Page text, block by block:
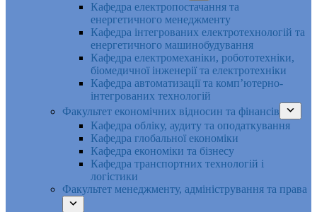
Кафедра електропостачання та
енергетичного менеджменту
Кафедра інтегрованих електротехнологій та
енергетичного машинобудування
Кафедра електромеханіки, робототехніки,
біомедичної інженерії та електротехніки
Кафедра автоматизації та комп’ютерно-
інтегрованих технологій
Факультет економічних відносин та фінансів
Кафедра обліку, аудиту та оподаткування
Кафедра глобальної економіки
Кафедра економіки та бізнесу
Кафедра транспортних технологій і
логістики
Факультет менеджменту, адміністрування та права